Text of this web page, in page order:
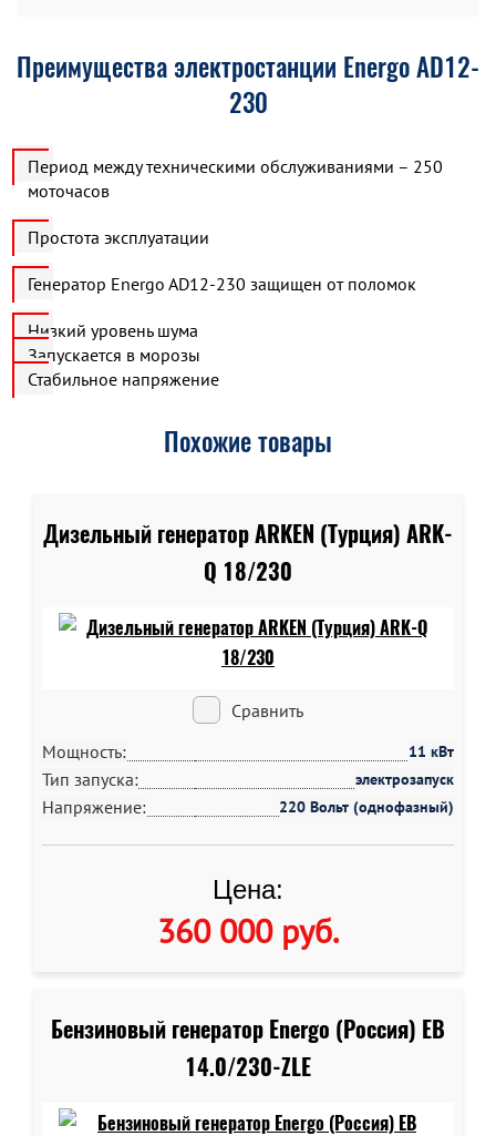
Преимущества электростанции Energo AD12-
230
Период между техническими обслуживаниями – 250
моточасов
Простота эксплуатации
Генератор Energo AD12-230 защищен от поломок
Низкий уровень шума
Запускается в морозы
Стабильное напряжение
Похожие товары
Дизельный генератор ARKEN (Турция) ARK-
Q 18/230
Сравнить
Мощность:
11 кВт
Тип запуска: электрозапуск
Напряжение: 220 Вольт (однофазный)
Цена:
360 000 руб.
Бензиновый генератор Energo (Россия) EB
14.0/230-ZLE